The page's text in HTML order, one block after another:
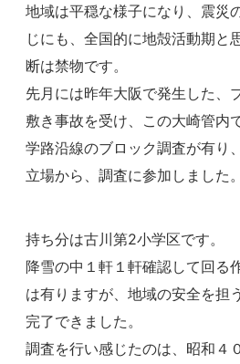
地域は平穏な様子になり、震災
じにも、全国的に地殻活動期と
断は禁物です。
先月には昨年大阪で発生した、
敷き事故を受け、この大崎管内
学路沿線のブロック調査が有り
立場から、調査に参加しました。
持ち分は古川第2小学区です。
降雪の中１軒１軒確認して回る
は有りますが、地域の安全を担
完了できました。
調査を行い感じたのは、昭和４